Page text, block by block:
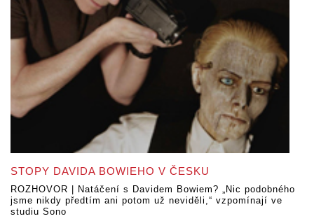
STOPY DAVIDA BOWIEHO V ČESKU
ROZHOVOR | Natáčení s Davidem Bowiem? „Nic podobného
jsme nikdy předtím ani potom už neviděli,“ vzpomínají ve
studiu Sono